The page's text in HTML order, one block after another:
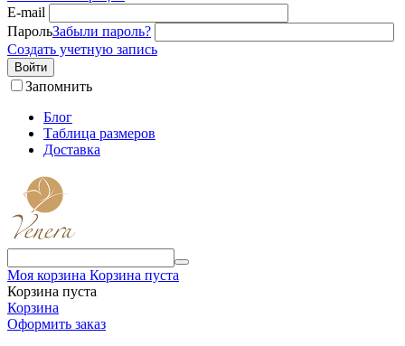
E-mail
ПарольЗабыли пароль?
Создать учетную запись
Войти
Запомнить
Блог
Таблица размеров
Доставка
Моя корзина Корзина пуста
Корзина пуста
Корзина
Оформить заказ